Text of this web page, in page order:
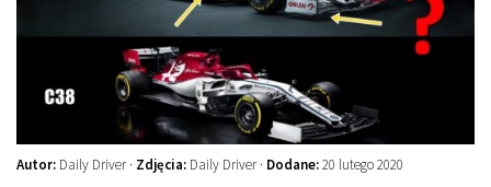
Autor: Daily Driver · Zdjęcia: Daily Driver · Dodane:20 lutego 2020